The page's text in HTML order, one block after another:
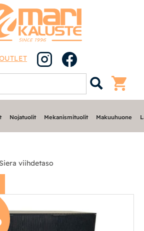
Nojatuolit Mekanismituolit Makuuhuone
viihdetaso